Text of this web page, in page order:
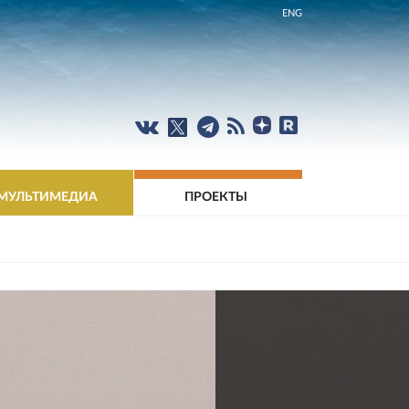
ENG
ПРОЕКТЫ